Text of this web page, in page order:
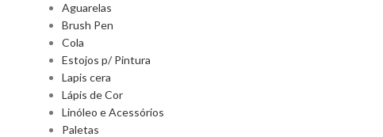
Aguarelas
Brush Pen
Cola
Estojos p/ Pintura
Lapis cera
Lápis de Cor
Linóleo e Acessórios
Paletas